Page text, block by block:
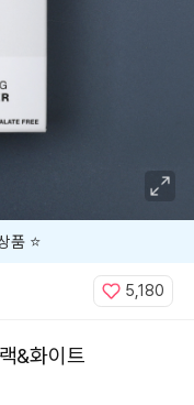
품 ⭐️
5,180
&화이트